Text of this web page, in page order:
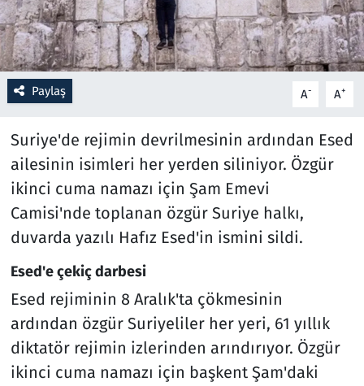
Paylaş A- A+
Suriye'de rejimin devrilmesinin ardından Esed
ailesinin isimleri her yerden siliniyor. Özgür
ikinci cuma namazı için Şam Emevi
Camisi'nde toplanan özgür Suriye halkı,
duvarda yazılı Hafız Esed'in ismini sildi.
Esed'e çekiç darbesi
Esed rejiminin 8 Aralık'ta çökmesinin
ardından özgür Suriyeliler her yeri, 61 yıllık
diktatör rejimin izlerinden arındırıyor. Özgür
ikinci cuma namazı için başkent Şam'daki
Rüya Tabirleri
Sağlık
Seçim 2023
Spor
Teknoloji ve Bilim
Televizyon